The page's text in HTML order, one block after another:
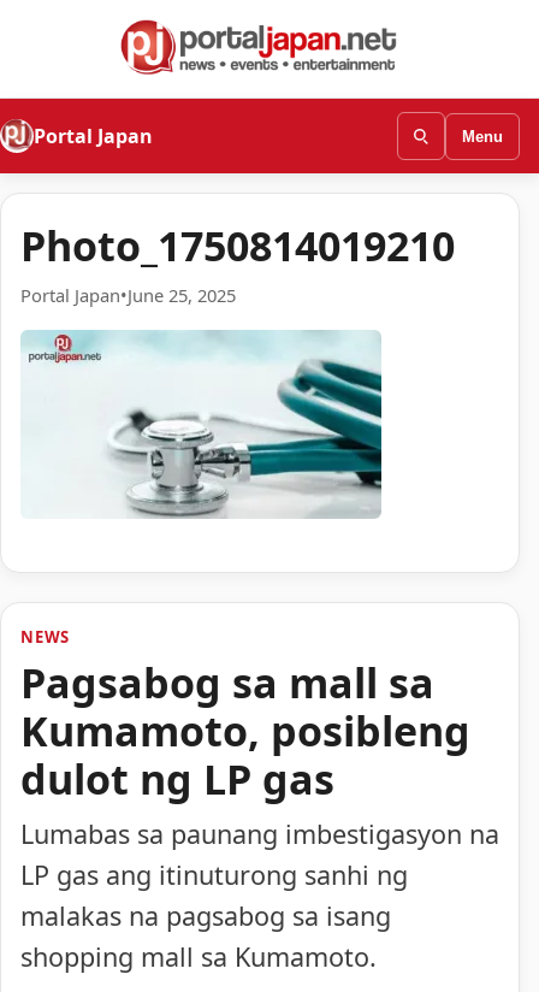
Portal Japan Menu
Photo_1750814019210
Portal Japan•June 25, 2025
NEWS
Pagsabog sa mall sa
Kumamoto, posibleng
dulot ng LP gas
Lumabas sa paunang imbestigasyon na
LP gas ang itinuturong sanhi ng
malakas na pagsabog sa isang
shopping mall sa Kumamoto.